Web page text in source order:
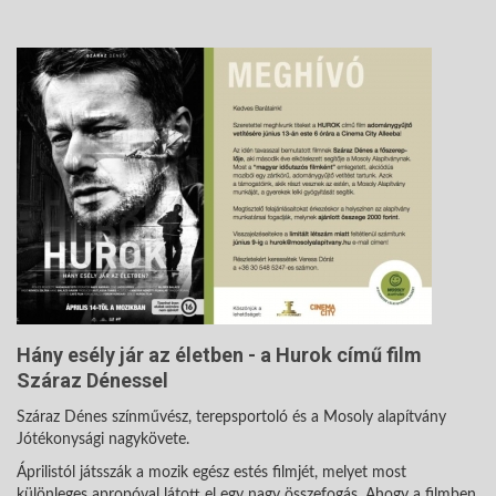
Hány esély jár az életben - a Hurok című film
Száraz Dénessel
Száraz Dénes színművész, terepsportoló és a Mosoly alapítvány
Jótékonysági nagykövete.
Áprilistól játsszák a mozik egész estés filmjét, melyet most